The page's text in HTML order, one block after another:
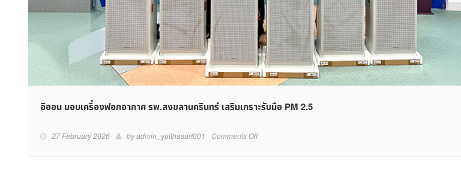
อิออน มอบเครื่องฟอกอากาศ รพ.สงขลานครินทร์ เสริมเกราะรับมือ PM 2.5
27 February 2026 byadmin_yutthasart001 Comments Offon